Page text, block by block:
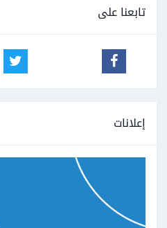
تابعنا على
إعلانات